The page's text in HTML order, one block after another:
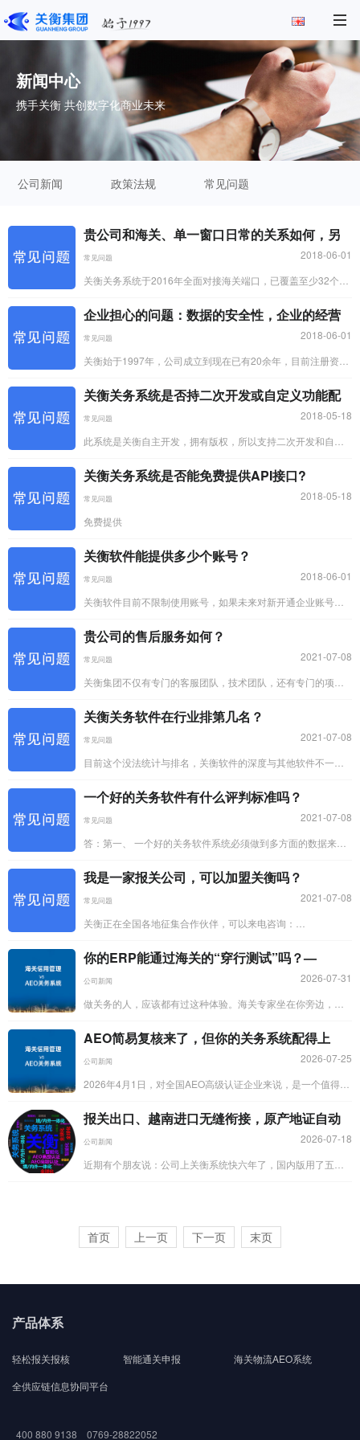
新闻中心
携手关衡 共创数字化商业未来
公司新闻 政策法规 常见问题
贵公司和海关、单一窗口日常的关系如何，另
2018-06-01
常见问题
关衡关务系统于2016年全面对接海关端口，已覆盖至少32个关
策变化...
企业担心的问题：数据的安全性，企业的经营
2018-06-01
常见问题
关衡始于1997年，公司成立到现在已有20余年，目前注册资金
身...
关衡关务系统是否持二次开发或自定义功能配
2018-05-18
常见问题
此系统是关衡自主开发，拥有版权，所以支持二次开发和自定
理。
关衡关务系统是否能免费提供API接口?
2018-05-18
常见问题
免费提供
关衡软件能提供多少个账号？
2018-06-01
常见问题
关衡软件目前不限制使用账号，如果未来对新开通企业账号人
贵公司的售后服务如何？
2021-07-08
常见问题
关衡集团不仅有专门的客服团队，技术团队，还有专门的项目
问题会向...
关衡关务软件在行业排第几名？
2021-07-08
常见问题
目前这个没法统计与排名，关衡软件的深度与其他软件不一
衡服务的大客户...
一个好的关务软件有什么评判标准吗？
2021-07-08
常见问题
答：第一、 一个好的关务软件系统必须做到多方面的数据来
据及最新政策...
我是一家报关公司，可以加盟关衡吗？
2021-07-08
常见问题
关衡正在全国各地征集合作伙伴，可以来电咨询：
你的ERP能通过海关的“穿行测试”吗？—
2026-07-31
公司新闻
做关务的人，应该都有过这种体验。海关专家坐在你旁边，看
从...
AEO简易复核来了，但你的关务系统配得上
2026-07-25
公司新闻
2026年4月1日，对全国AEO高级认证企业来说，是一个值得标
和备...
报关出口、越南进口无缝衔接，原产地证自动
2026-07-18
公司新闻
近期有个朋友说：公司上关衡系统快六年了，国内版用了五
首页 上一页 下一页 末页
产品体系
轻松报关报核 智能通关申报
海关物流AEO系统
全供应链信息协同平台
400 880 9138 0769-28822052